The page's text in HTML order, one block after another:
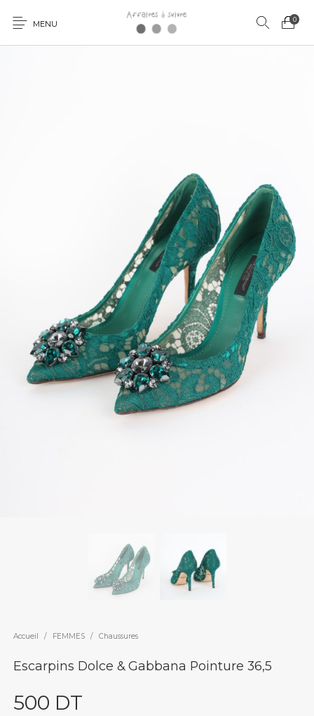
MENU 0
Accueil / FEMMES / Chaussures
Escarpins Dolce & Gabbana Pointure 36,5
500 DT